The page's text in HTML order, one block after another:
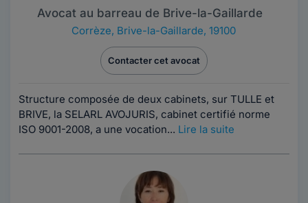
Avocat au barreau de Brive-la-Gaillarde
Corrèze, Brive-la-Gaillarde, 19100
Contacter cet avocat
Structure composée de deux cabinets, sur TULLE et
BRIVE, la SELARL AVOJURIS, cabinet certifié norme
ISO 9001-2008, a une vocation... Lire la suite